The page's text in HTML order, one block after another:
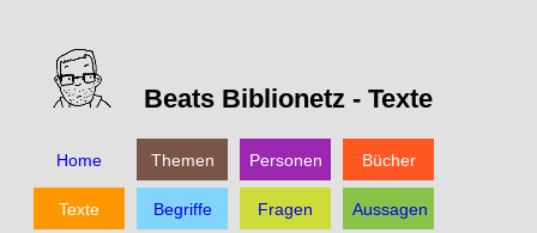
Beats Biblionetz - Texte
Home Themen Personen Bücher
Texte Begriffe Fragen Aussagen